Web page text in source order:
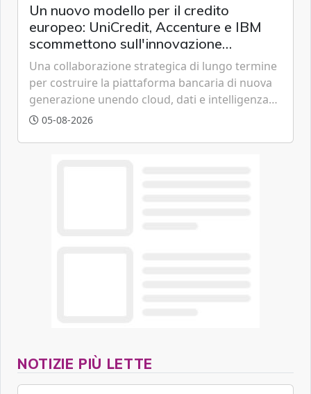
Un nuovo modello per il credito
europeo: UniCredit, Accenture e IBM
scommettono sull'innovazione
tecnologica
Una collaborazione strategica di lungo termine
per costruire la piattaforma bancaria di nuova
generazione unendo cloud, dati e intelligenza
artificiale.
05-08-2026
NOTIZIE PIÙ LETTE